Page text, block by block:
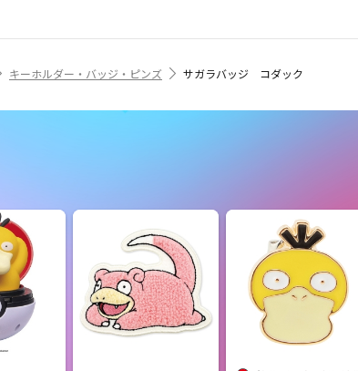
キーホルダー・バッジ・ピンズ サガラバッジ コダック